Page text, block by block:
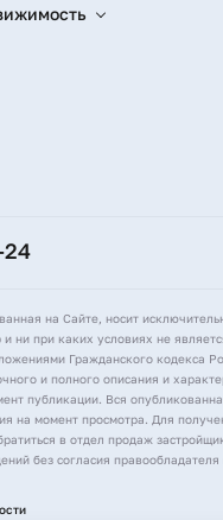
24
на Сайте, носит
ни при каких условиях не
Гражданского кодекса
и полного описания и
публикации. Вся
на момент просмотра. Для
в отдел продаж
без согласия правообладателя